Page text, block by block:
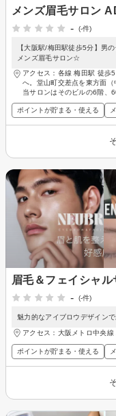
メンズ眉毛サロン
-
(-件)
【大阪駅/梅田駅徒歩5分】男
メンズ眉毛サロン☆
アクセス：各線 梅田駅 徒歩
へ。堂山町交差点を東方面（
当サロンはそのビルの6階、
ポイントが貯まる・使える
眉毛＆フェイシャ
-
(-件)
魅力的なアイブロウデザイン
アクセス：大阪メトロ中央
ポイントが貯まる・使える